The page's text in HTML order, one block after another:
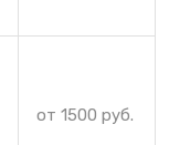
от 1500 руб.